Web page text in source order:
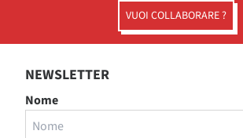
VUOI COLLABORARE ?
NEWSLETTER
Nome